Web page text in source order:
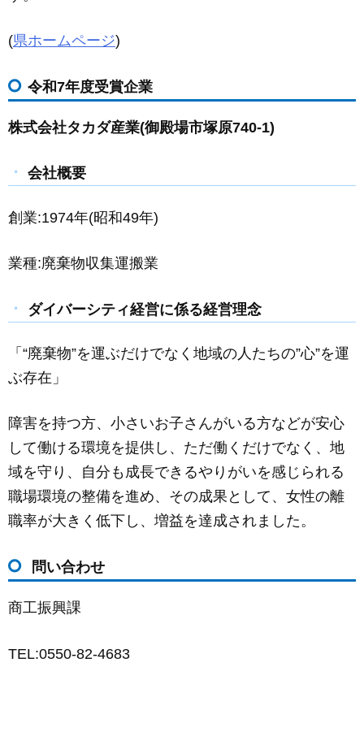
(県ホームページ)
令和7年度受賞企業
株式会社タカダ産業(御殿場市塚原740-1)
会社概要
創業:1974年(昭和49年)
業種:廃棄物収集運搬業
ダイバーシティ経営に係る経営理念
「“廃棄物”を運ぶだけでなく地域の人たちの”心”を運
ぶ存在」
障害を持つ方、小さいお子さんがいる方などが安心
して働ける環境を提供し、ただ働くだけでなく、地
域を守り、自分も成長できるやりがいを感じられる
職場環境の整備を進め、その成果として、女性の離
職率が大きく低下し、増益を達成されました。
問い合わせ
商工振興課
TEL:0550-82-4683